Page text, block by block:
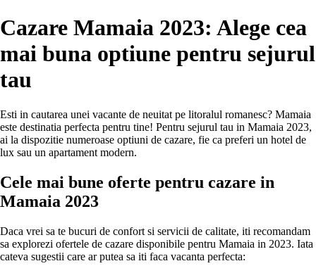
Cazare Mamaia 2023: Alege cea
mai buna optiune pentru sejurul
tau
Esti in cautarea unei vacante de neuitat pe litoralul romanesc? Mamaia
este destinatia perfecta pentru tine! Pentru sejurul tau in Mamaia 2023,
ai la dispozitie numeroase optiuni de cazare, fie ca preferi un hotel de
lux sau un apartament modern.
Cele mai bune oferte pentru cazare in
Mamaia 2023
Daca vrei sa te bucuri de confort si servicii de calitate, iti recomandam
sa explorezi ofertele de cazare disponibile pentru Mamaia in 2023. Iata
cateva sugestii care ar putea sa iti faca vacanta perfecta: